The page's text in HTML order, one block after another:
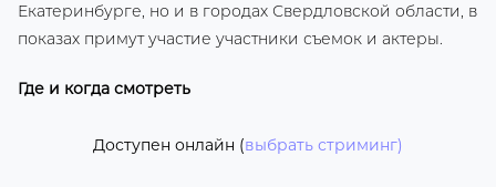
Екатеринбурге, но и в городах Свердловской области, в
показах примут участие участники съемок и актеры.
Где и когда смотреть
Доступен онлайн (выбрать стриминг)